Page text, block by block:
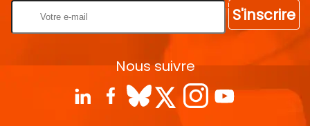
S'inscrire
Nous suivre